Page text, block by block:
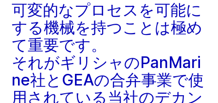
可変的なプロセスを可能に
する機械を持つことは極め
て重要です。
それがギリシャのPanMari
ne社とGEAの合弁事業で使
用されている当社のデカン